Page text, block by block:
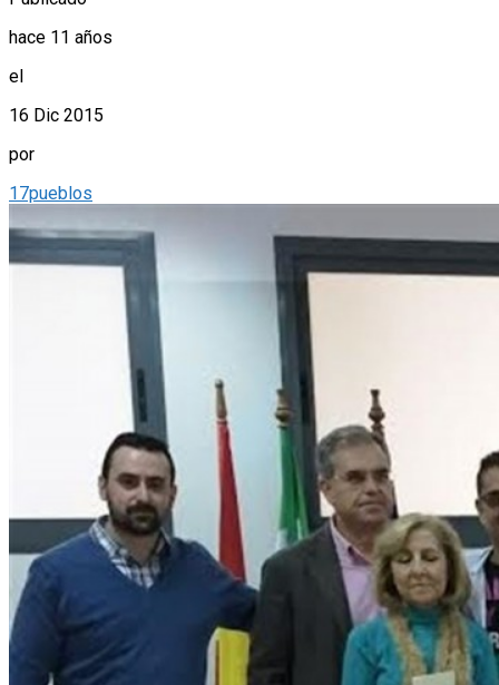
hace 11 años
el
16 Dic 2015
por
17pueblos